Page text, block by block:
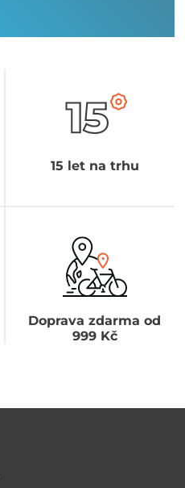
15 let na trhu
Doprava zdarma od
999 Kč